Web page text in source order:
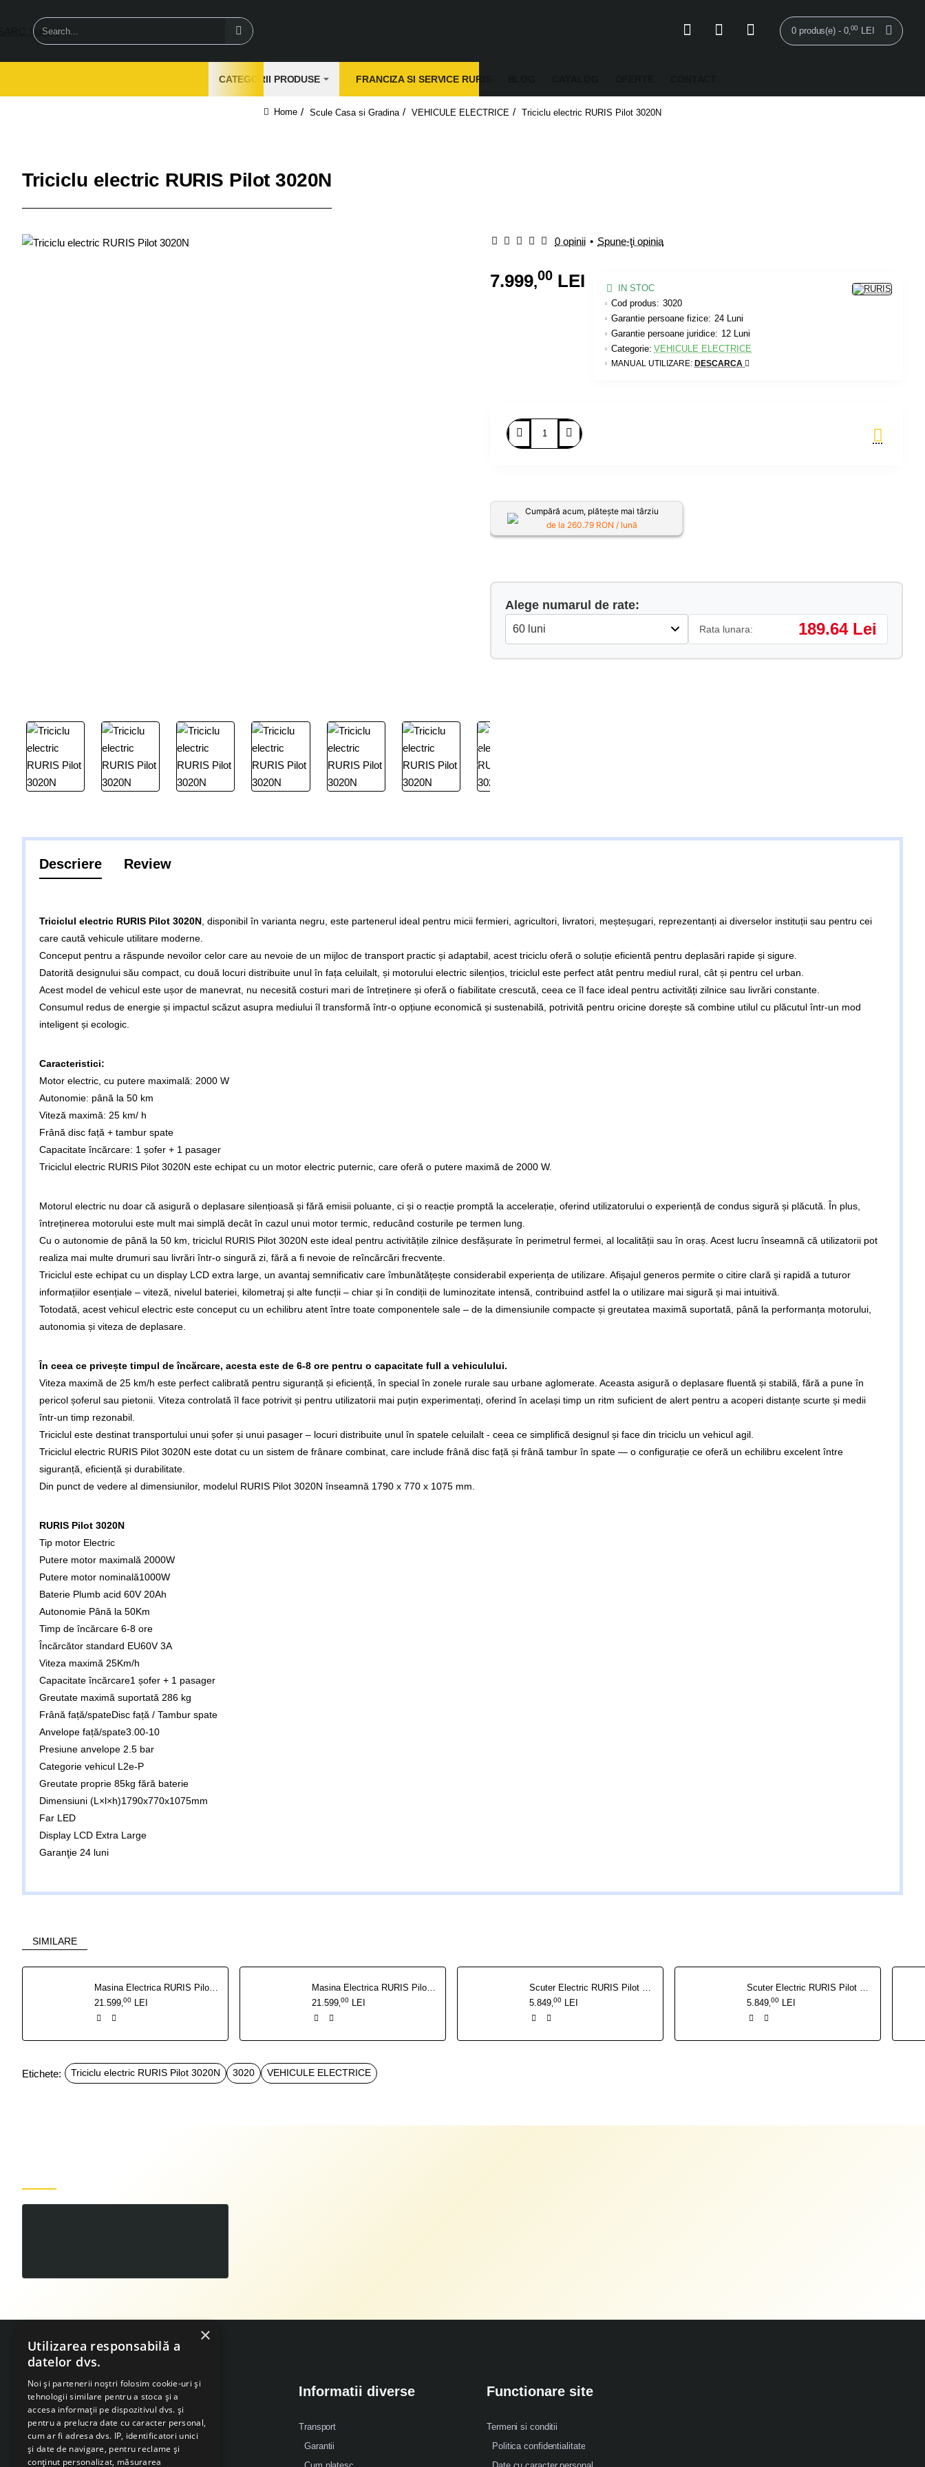
Search... 0 produs(e) - 0, 00 LEI
CATEGORII PRODUSE FRANCIZA SI SERVICE RURIS
Scule Casa si Gradina VEHICULE ELECTRICE Triciclu electric RURIS Pilot 3020N
Triciclu electric RURIS Pilot 3020N
CIV GRATUIT
0 opinii • Spune-ţi opinia
7.999,00 LEI
IN STOC
Cod produs: 3020
Garantie persoane fizice: 24 Luni
MANUAL UTILIZARE: DESCARCA
Garantie persoane juridice: 12 Luni
Categorie: VEHICULE ELECTRICE
Cumpără acum, plătește mai târziu
de la 260.79 RON / lună
Alege numarul de rate:
Rata lunara: 189.64 Lei
Descriere Review
Triciclul electric RURIS Pilot 3020N , disponibil în varianta negru, este partenerul ideal pentru micii fermieri, agricultori, livratori, meșteșugari, reprezentanți ai diverselor instituții sau pentru cei
care caută vehicule utilitare moderne.
Conceput pentru a răspunde nevoilor celor care au nevoie de un mijloc de transport practic și adaptabil, acest triciclu oferă o soluție eficientă pentru deplasări rapide și sigure.
Datorită designului său compact, cu două locuri distribuite unul în fața celuilalt, și motorului electric silențios, triciclul este perfect atât pentru mediul rural, cât și pentru cel urban.
Acest model de vehicul este ușor de manevrat, nu necesită costuri mari de întreținere și oferă o fiabilitate crescută, ceea ce îl face ideal pentru activități zilnice sau livrări constante.
Consumul redus de energie și impactul scăzut asupra mediului îl transformă într-o opțiune economică și sustenabilă, potrivită pentru oricine dorește să combine utilul cu plăcutul într-un mod
inteligent și ecologic.
Caracteristici:
Motor electric, cu putere maximală: 2000 W
Autonomie: până la 50 km
Viteză maximă: 25 km/ h
Frână disc față + tambur spate
Capacitate încărcare: 1 șofer + 1 pasager
Triciclul electric RURIS Pilot 3020N este echipat cu un motor electric puternic, care oferă o putere maximă de 2000 W.
Motorul electric nu doar că asigură o deplasare silențioasă și fără emisii poluante, ci și o reacție promptă la accelerație, oferind utilizatorului o experiență de condus sigură și plăcută. În plus,
întreținerea motorului este mult mai simplă decât în cazul unui motor termic, reducând costurile pe termen lung.
Cu o autonomie de până la 50 km, triciclul RURIS Pilot 3020N este ideal pentru activitățile zilnice desfășurate în perimetrul fermei, al localității sau în oraș. Acest lucru înseamnă că utilizatorii pot
realiza mai multe drumuri sau livrări într-o singură zi, fără a fi nevoie de reîncărcări frecvente.
Triciclul este echipat cu un display LCD extra large, un avantaj semnificativ care îmbunătățește considerabil experiența de utilizare. Afișajul generos permite o citire clară și rapidă a tuturor
informațiilor esențiale – viteză, nivelul bateriei, kilometraj și alte funcții – chiar și în condiții de luminozitate intensă, contribuind astfel la o utilizare mai sigură și mai intuitivă.
Totodată, acest vehicul electric este conceput cu un echilibru atent între toate componentele sale – de la dimensiunile compacte și greutatea maximă suportată, până la performanța motorului,
autonomia și viteza de deplasare.
În ceea ce privește timpul de încărcare, acesta este de 6-8 ore pentru o capacitate full a vehiculului.
Viteza maximă de 25 km/h este perfect calibrată pentru siguranță și eficiență, în special în zonele rurale sau urbane aglomerate. Aceasta asigură o deplasare fluentă și stabilă, fără a pune în
pericol șoferul sau pietonii. Viteza controlată îl face potrivit și pentru utilizatorii mai puțin experimentați, oferind în același timp un ritm suficient de alert pentru a acoperi distanțe scurte și medii
într-un timp rezonabil.
Triciclul este destinat transportului unui șofer și unui pasager – locuri distribuite unul în spatele celuilalt - ceea ce simplifică designul și face din triciclu un vehicul agil.
Triciclul electric RURIS Pilot 3020N este dotat cu un sistem de frânare combinat, care include frână disc față și frână tambur în spate — o configurație ce oferă un echilibru excelent între
siguranță, eficiență și durabilitate.
Din punct de vedere al dimensiunilor, modelul RURIS Pilot 3020N înseamnă 1790 x 770 x 1075 mm.
RURIS Pilot 3020N
Tip motor Electric
Putere motor maximală 2000W
Putere motor nominală1000W
Baterie Plumb acid 60V 20Ah
Autonomie Până la 50Km
Timp de încărcare 6-8 ore
Încărcător standard EU60V 3A
Viteza maximă 25Km/h
Capacitate încărcare1 șofer + 1 pasager
Greutate maximă suportată 286 kg
Frână față/spateDisc față / Tambur spate
Anvelope față/spate3.00-10
Presiune anvelope 2.5 bar
Categorie vehicul L2e-P
Greutate proprie 85kg fără baterie
Dimensiuni (L×l×h)1790x770x1075mm
Far LED
Display LCD Extra Large
Garanţie 24 luni
SIMILARE
21.599 00 LEI
21.599 00 LEI
5.849 00 LEI
5.849 00 LEI
Etichete: Triciclu electric RURIS Pilot 3020N 3020 VEHICULE ELECTRICE
Despre Noi
Mobil: 0371 238 338
Informatii diverse
Transport
Garantii
Functionare site
Termeni si conditii
Politica confidentialitate
×
Utilizarea responsabilă a
datelor dvs.
Noi și partenerii noștri folosim cookie-uri și
tehnologii similare pentru a stoca și a
accesa informații pe dispozitivul dvs. și
pentru a prelucra date cu caracter personal,
cum ar fi adresa dvs. IP, identificatori unici
și date de navigare, pentru reclame și
conținut personalizat, măsurarea